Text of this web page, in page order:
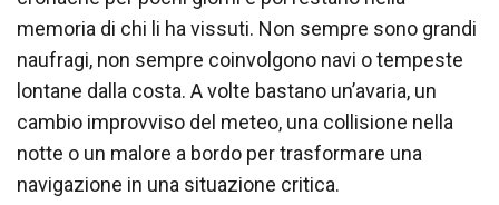
memoria di chi li ha vissuti. Non sempre sono grandi
naufragi, non sempre coinvolgono navi o tempeste
lontane dalla costa. A volte bastano un’avaria, un
cambio improvviso del meteo, una collisione nella
notte o un malore a bordo per trasformare una
navigazione in una situazione critica.